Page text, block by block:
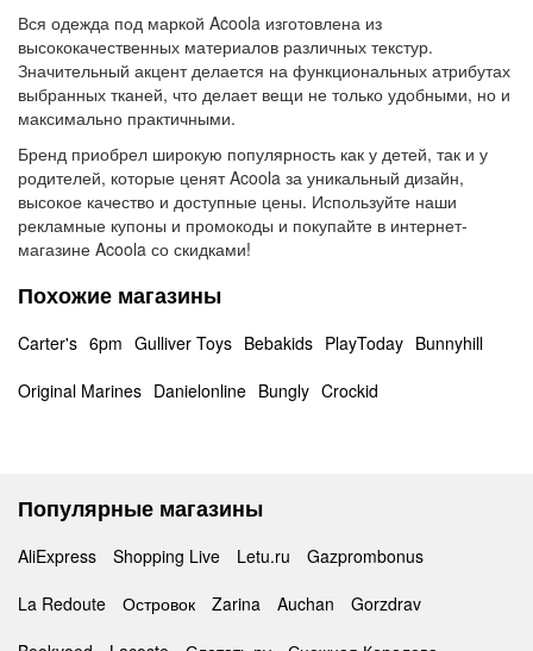
Вся одежда под маркой Acoola изготовлена из
высококачественных материалов различных текстур.
Значительный акцент делается на функциональных атрибутах
выбранных тканей, что делает вещи не только удобными, но и
максимально практичными.
Бренд приобрел широкую популярность как у детей, так и у
родителей, которые ценят Acoola за уникальный дизайн,
высокое качество и доступные цены. Используйте наши
рекламные купоны и промокоды и покупайте в интернет-
магазине Acoola со скидками!
Похожие магазины
Carter's 6pm Gulliver Toys Bebakids PlayToday Bunnyhill
Original Marines Danielonline Bungly Crockid
Популярные магазины
AliExpress Shopping Live Letu.ru
Gazprombonus
La Redoute
Островок Zarina Auchan
Gorzdrav